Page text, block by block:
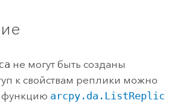
не могут быть созданы
к свойствам реплики можно
функцию arcpy.da.ListReplic